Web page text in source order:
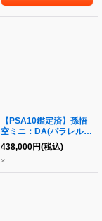
【PSA10鑑定済】孫悟
空ミニ：DA(パラレル
版/シリアル/金文字)
《-》{FB04-012}
438,000円(税込)
×